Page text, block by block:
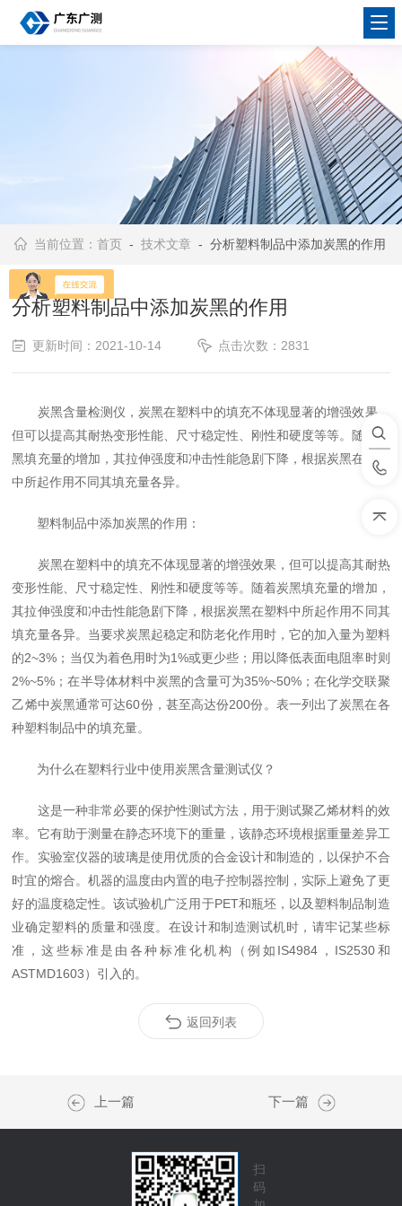
当前位置：首页 -技术文章 - 分析塑料制品中添加炭黑的作用
分析塑料制品中添加炭黑的作用
更新时间：2021-10-14 点击次数：2831
炭黑含量检测仪，炭黑在塑料中的填充不体现显著的增强效果，
但可以提高其耐热变形性能、尺寸稳定性、刚性和硬度等等。随着炭
黑填充量的增加，其拉伸强度和冲击性能急剧下降，根据炭黑在塑料
中所起作用不同其填充量各异。
塑料制品中添加炭黑的作用：
炭黑在塑料中的填充不体现显著的增强效果，但可以提高其耐热
变形性能、尺寸稳定性、刚性和硬度等等。随着炭黑填充量的增加，
其拉伸强度和冲击性能急剧下降，根据炭黑在塑料中所起作用不同其
填充量各异。当要求炭黑起稳定和防老化作用时，它的加入量为塑料
的2~3%；当仅为着色用时为1%或更少些；用以降低表面电阻率时则
2%~5%；在半导体材料中炭黑的含量可为35%~50%；在化学交联聚
乙烯中炭黑通常可达60份，甚至高达份200份。表一列出了炭黑在各
种塑料制品中的填充量。
为什么在塑料行业中使用炭黑含量测试仪？
这是一种非常必要的保护性测试方法，用于测试聚乙烯材料的效
率。它有助于测量在静态环境下的重量，该静态环境根据重量差异工
作。实验室仪器的玻璃是使用优质的合金设计和制造的，以保护不合
时宜的熔合。机器的温度由内置的电子控制器控制，实际上避免了更
好的温度稳定性。该试验机广泛用于PET和瓶坯，以及塑料制品制造
业确定塑料的质量和强度。在设计和制造测试机时，请牢记某些标
准，这些标准是由各种标准化机构（例如IS4984，IS2530和
ASTMD1603）引入的。
返回列表
上一篇 下一篇
扫
码